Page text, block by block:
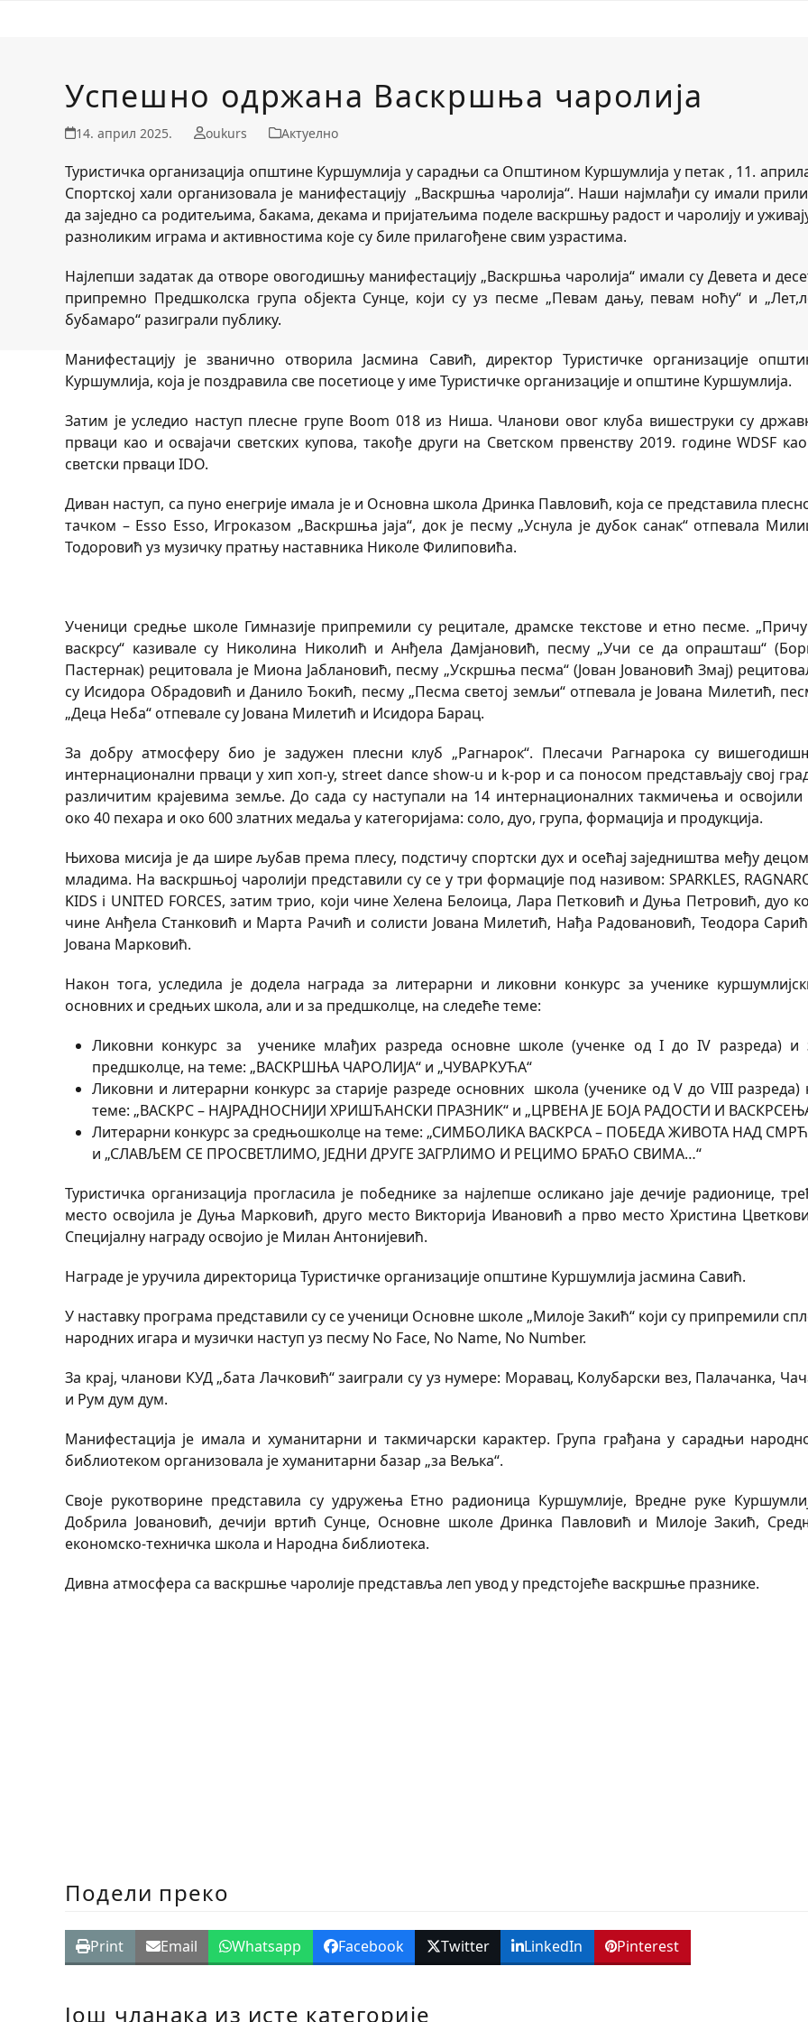
Успешно одржана Васкршња чаролија
14. април 2025. oukurs Актуелно
Туристичка организација општине Куршумлија у сарадњи са Општином Куршумлија у петак , 11.
Спортској хали организовала је манифестацију „Васкршња чаролија“. Наши најмлађи су имали
да заједно са родитељима, бакама, декама и пријатељима поделе васкршњу радост и чаролију и
разноликим играма и активностима које су биле прилагођене свим узрастима.
Најлепши задатак да отворе овогодишњу манифестацију „Васкршња чаролија“ имали су Девета и
припремно Предшколска група објекта Сунце, који су уз песме „Певам дању, певам ноћу“ и
бубамаро“ разиграли публику.
Манифестацију је званично отворила Јасмина Савић, директор Туристичке организације
Куршумлија, која је поздравила све посетиоце у име Туристичке организације и општине Куршумлија.
Затим је уследиo наступ плесне групе Boom 018 из Ниша. Чланови овог клуба вишеструки су
прваци као и освајачи светских купова, такође други на Светском првенству 2019. године WDSF
светски прваци IDO.
Диван наступ, са пуно енегрије имала је и Основна школа Дринка Павловић, која се представила
тачком – Esso Esso, Игроказом „Васкршња јаја“, док је песму „Уснула је дубок санак“ отпевала
Тодоровић уз музичку пратњу наставника Николе Филиповића.
Ученици средње школе Гимназије припремили су рецитале, драмске текстове и етно песме.
васкрсу“ казивале су Николина Николић и Анђела Дамјановић, песму „Учи се да опрашташ“
Пастернак) рецитовала је Миона Јаблановић, песму „Ускршња песма“ (Јован Јовановић Змај)
су Исидора Обрадовић и Данило Ђокић, песму „Песма светој земљи“ отпевала је Јована Милетић,
„Деца Неба“ отпевале су Јована Милетић и Исидора Барац.
За добру атмосферу био је задужен плесни клуб „Рагнарок“. Плесачи Рагнарока су
интернационални прваци у хип хоп-у, street dance show-u и k-pop и са поносом представљају свој
различитим крајевима земље. До сада су наступали на 14 интернационалних такмичења и освојили
око 40 пехара и око 600 златних медаља у категоријама: соло, дуо, група, формација и продукција.
Њихова мисија је да шире љубав према плесу, подстичу спортски дух и осећај заједништва међу
младима. На васкршњој чаролији представили су се у три формације под називом: SPARKLES,
KIDS i UNITED FORCES, затим трио, који чине Хелена Белоица, Лара Петковић и Дуња Петровић, дуо
чине Анђела Станковић и Марта Рачић и солисти Јована Милетић, Нађа Радовановић, Теодора
Јована Марковић.
Након тога, уследила је додела награда за литерарни и ликовни конкурс за ученике
основних и средњих школа, али и за предшколце, на следеће теме:
Ликовни конкурс за ученике млађих разреда основне школе (ученке од I до IV разреда) и
предшколце, на теме: „ВАСКРШЊА ЧАРОЛИЈА“ и „ЧУВАРКУЋА“
Ликовни и литерарни конкурс за старије разреде основних школа (ученике од V до VIII разреда)
теме: „ВАСКРС – НАЈРАДНОСНИЈИ ХРИШЋАНСКИ ПРАЗНИК“ и „ЦРВЕНА ЈЕ БОЈА РАДОСТИ И
Литерарни конкурс за средњошколце на теме: „СИМБОЛИКА ВАСКРСА – ПОБЕДА ЖИВОТА НАД
и „СЛАВЉЕМ СЕ ПРОСВЕТЛИМО, ЈЕДНИ ДРУГЕ ЗАГРЛИМО И РЕЦИМО БРАЋО СВИМА…“
Туристичка организација прогласила је победнике за најлепше осликано јаје дечије радионице,
место освојила је Дуња Марковић, друго место Викторија Ивановић а прво место Христина
Специјалну награду освојио је Милан Антонијевић.
Награде је уручила директорица Туристичке организације општине Куршумлија јасмина Савић.
У наставку програма представили су се ученици Основне школе „Милоје Закић“ који су припремили
народних игара и музички наступ уз песму No Face, No Name, No Number.
За крај, чланови КУД „бата Лачковић“ заиграли су уз нумере: Моравац, Kолубарски вез, Палачанка,
и Рум дум дум.
Манифестација је имала и хуманитарни и такмичарски карактер. Група грађана у сарадњи
библиотеком организовала је хуманитарни базар „за Вељка“.
Своје рукотворине представила су удружења Етно радионица Куршумлије, Вредне руке
Добрила Јовановић, дечији вртић Сунце, Основне школе Дринка Павловић и Милоје Закић,
економско-техничка школа и Народна библиотека.
Дивна атмосфера са васкршње чаролије представља леп увод у предстојеће васкршње празнике.
Подели преко
Print Email Whatsapp Facebook Twitter LinkedIn Pinterest
Још чланака из исте категорије